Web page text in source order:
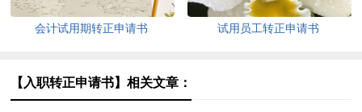
会计试用期转正申请书 试用员工转正申请书
【入职转正申请书】相关文章：